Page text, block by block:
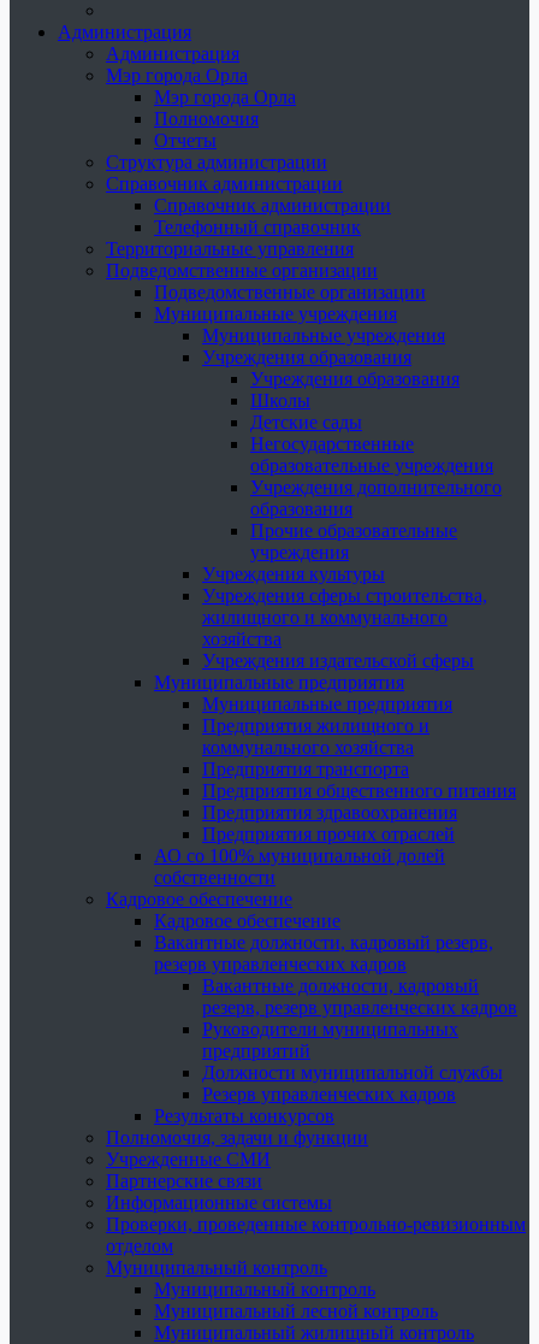
Администрация
Администрация
Мэр города Орла
Мэр города Орла
Полномочия
Отчеты
Структура администрации
Справочник администрации
Справочник администрации
Телефонный справочник
Территориальные управления
Подведомственные организации
Подведомственные организации
Муниципальные учреждения
Муниципальные учреждения
Учреждения образования
Учреждения образования
Школы
Детские сады
Негосударственные
образовательные учреждения
Учреждения дополнительного
образования
Прочие образовательные
учреждения
Учреждения культуры
Учреждения сферы строительства,
жилищного и коммунального
хозяйства
Учреждения издательской сферы
Муниципальные предприятия
Муниципальные предприятия
Предприятия жилищного и
коммунального хозяйства
Предприятия транспорта
Предприятия общественного питания
Предприятия здравоохранения
Предприятия прочих отраслей
АО со 100% муниципальной долей
собственности
Кадровое обеспечение
Кадровое обеспечение
Вакантные должности, кадровый резерв,
резерв управленческих кадров
Вакантные должности, кадровый
резерв, резерв управленческих кадров
Руководители муниципальных
предприятий
Должности муниципальной службы
Резерв управленческих кадров
Результаты конкурсов
Полномочия, задачи и функции
Учрежденные СМИ
Партнерские связи
Информационные системы
Проверки, проведенные контрольно-ревизионным
отделом
Муниципальный контроль
Муниципальный контроль
Муниципальный лесной контроль
Муниципальный жилищный контроль